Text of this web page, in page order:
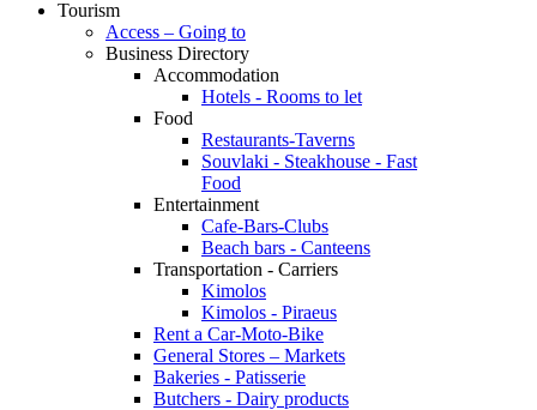
Tourism
Access – Going to
Business Directory
Accommodation
Hotels - Rooms to let
Food
Restaurants-Taverns
Souvlaki - Steakhouse - Fast
Food
Entertainment
Cafe-Bars-Clubs
Beach bars - Canteens
Transportation - Carriers
Kimolos
Kimolos - Piraeus
Rent a Car-Moto-Bike
General Stores – Markets
Bakeries - Patisserie
Butchers - Dairy products